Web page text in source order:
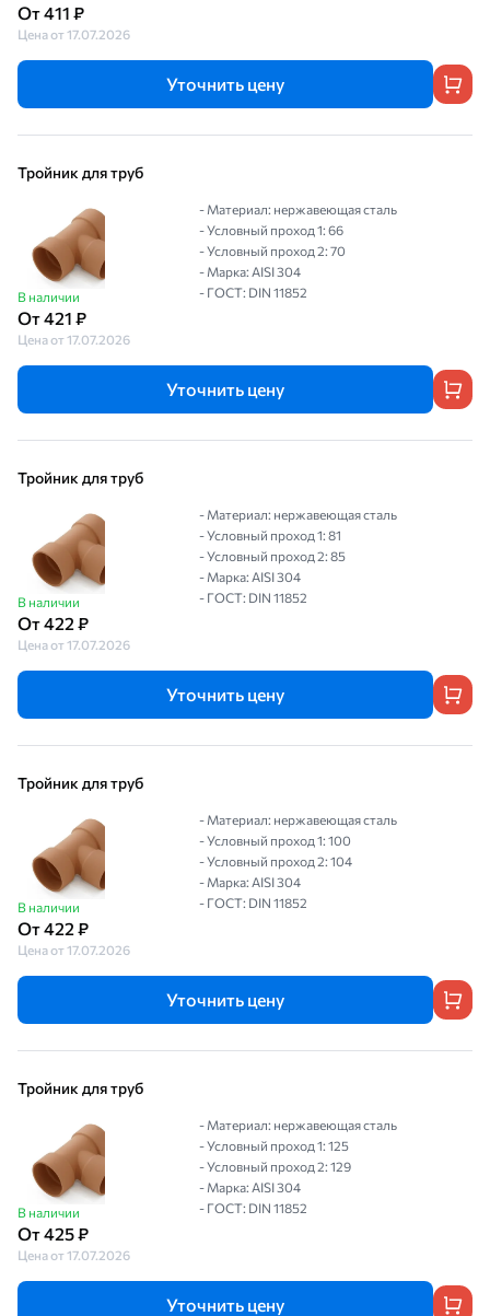
От 411 ₽
Цена от 17.07.2026
Уточнить цену
Тройник для труб
В наличии
От 421 ₽
Цена от 17.07.2026
- Материал: нержавеющая сталь
- Условный проход 1: 66
- Условный проход 2: 70
- Марка: AISI 304
- ГОСТ: DIN 11852
Уточнить цену
Тройник для труб
В наличии
От 422 ₽
Цена от 17.07.2026
- Материал: нержавеющая сталь
- Условный проход 1: 81
- Условный проход 2: 85
- Марка: AISI 304
- ГОСТ: DIN 11852
Уточнить цену
Тройник для труб
В наличии
От 422 ₽
Цена от 17.07.2026
- Материал: нержавеющая сталь
- Условный проход 1: 100
- Условный проход 2: 104
- Марка: AISI 304
- ГОСТ: DIN 11852
Уточнить цену
Тройник для труб
В наличии
От 425 ₽
Цена от 17.07.2026
- Материал: нержавеющая сталь
- Условный проход 1: 125
- Условный проход 2: 129
- Марка: AISI 304
- ГОСТ: DIN 11852
Уточнить цену